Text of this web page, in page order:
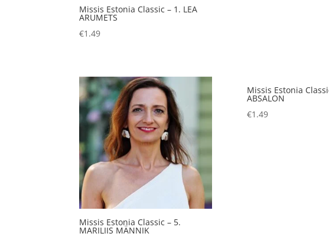
Missis Estonia Classic – 1. LEA
ARUMETS
€1.49
Missis Estonia Classic – 5.
MARILIIS MÄNNIK
Missis Estonia
ABSALON
€1.49